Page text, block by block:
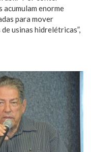
acumulam enorme
para mover
usinas hidrelétricas”,